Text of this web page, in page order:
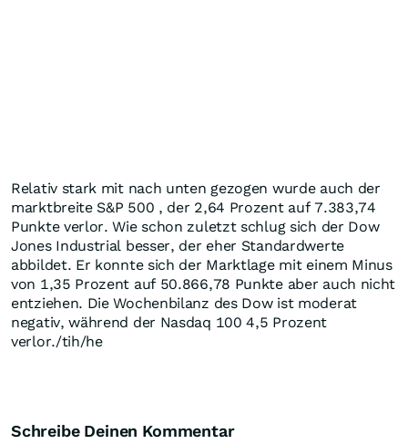
Relativ stark mit nach unten gezogen wurde auch der
marktbreite S&P 500 , der 2,64 Prozent auf 7.383,74
Punkte verlor. Wie schon zuletzt schlug sich der Dow
Jones Industrial besser, der eher Standardwerte
abbildet. Er konnte sich der Marktlage mit einem Minus
von 1,35 Prozent auf 50.866,78 Punkte aber auch nicht
entziehen. Die Wochenbilanz des Dow ist moderat
negativ, während der Nasdaq 100 4,5 Prozent
verlor./tih/he
Schreibe Deinen Kommentar